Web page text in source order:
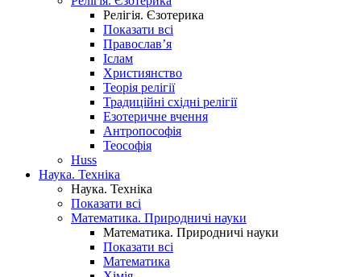
Релігія. Єзотерика
Показати всі
Православ’я
Іслам
Християнство
Теорія релігії
Традиційні східні релігії
Езотеричне вчення
Антропософія
Теософія
Huss
Наука. Техніка
Наука. Техніка
Показати всі
Математика. Природничі науки
Математика. Природничі науки
Показати всі
Математика